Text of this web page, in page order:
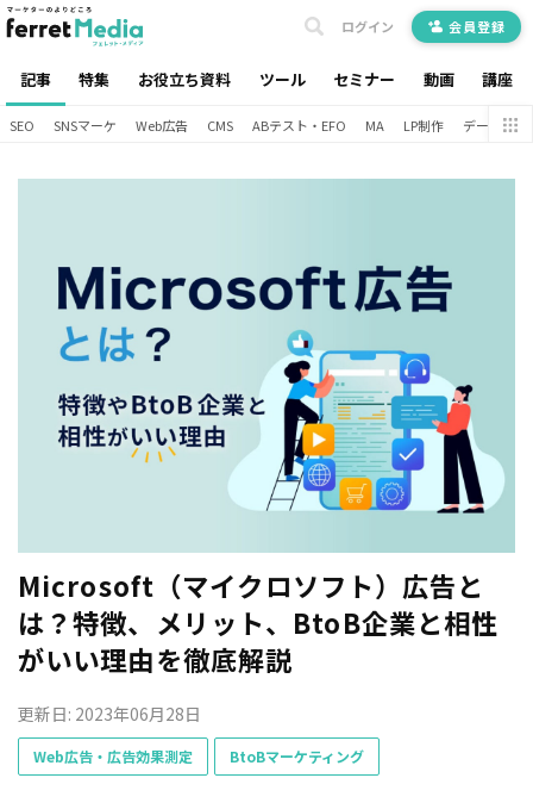
記事 特集 お役立ち資料 ツール セミナー 動画 講座
ログイン 会員登録
SEO SNSマーケ Web広告 CMS ABテスト・EFO MA LP制作 データ分析
Microsoft（マイクロソフト）広告と
は？特徴、メリット、BtoB企業と相性
がいい理由を徹底解説
更新日: 2023年06月28日
Web広告・広告効果測定 BtoBマーケティング